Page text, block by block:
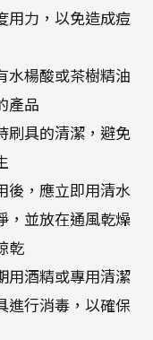
用力，以免造成痘
水楊酸或茶樹精油
產品
刷具的清潔，避免
後，應立即用清水
，並放在通風乾燥
乾
用酒精或專用清潔
進行消毒，以確保